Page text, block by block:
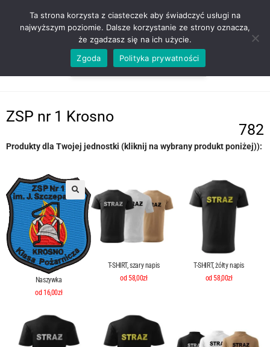
ZADZWOŃ TEL. 600 352 938
ZSP nr 1 Krosno
782
Produkty dla Twojej jednostki (kliknij na wybrany produkt poniżej)):
Naszywka
od 16,00zł
T-SHIRT, szary napis
od 58,00zł
T-SHIRT, żółty napis
od 58,00zł
Ta strona korzysta z ciasteczek aby świadczyć usługi na
najwyższym poziomie. Dalsze korzystanie ze strony oznacza,
że zgadzasz się na ich użycie.
Zgoda
Polityka prywatności